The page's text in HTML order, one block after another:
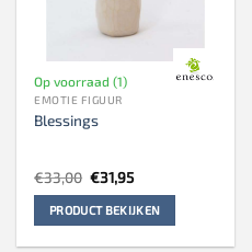
Op voorraad (1)
EMOTIE FIGUUR
Blessings
€33,00 Oorspronkelijke
prijs
was:
€33,00.
€31,95Huidige
is:
€31,95.
PRODUCT BEKIJKEN